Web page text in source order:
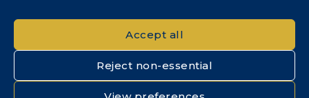
Accept all
Reject non-essential
© 2026 Chris Nagy Real Estate. Minden jog fenntartva.